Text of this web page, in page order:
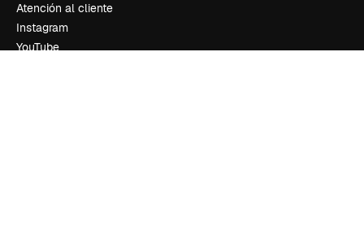
Atención al cliente
Instagram
YouTube